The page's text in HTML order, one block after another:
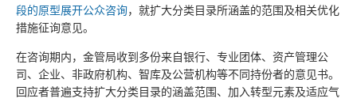
段的原型展开公众咨询，就扩大分类目录所涵盖的范围及相关优化
措施征询意见。
在咨询期内，金管局收到多份来自银行、专业团体、资产管理公
司、企业、非政府机构、智库及公营机构等不同持份者的意见书。
回应者普遍支持扩大分类目录的涵盖范围、加入转型元素及适应气